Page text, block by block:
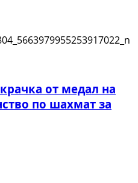
от медал на
по шахмат за